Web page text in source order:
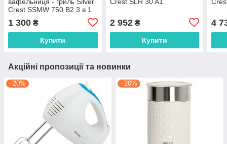
Crest SSMW 750 B2 3 в 1
1 300 ₴
Купити
2 952₴
Купити
4
Акційні пропозиції та новинки
–20% –20%